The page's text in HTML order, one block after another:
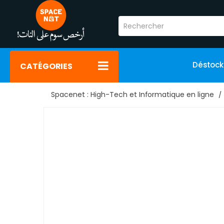
CATÉGORIES
Spacenet : High-Tech et Informatique en ligne